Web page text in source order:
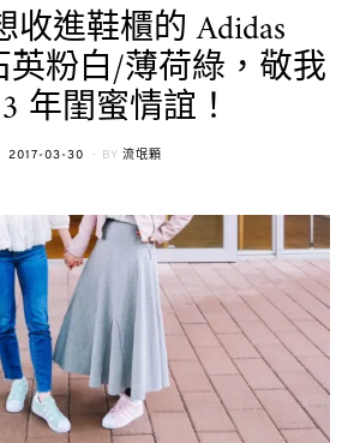
收進鞋櫃的 Adidas
英粉白/薄荷綠，敬我
年閨蜜情誼！
POSTED
2017-03-30 BY 流氓顆